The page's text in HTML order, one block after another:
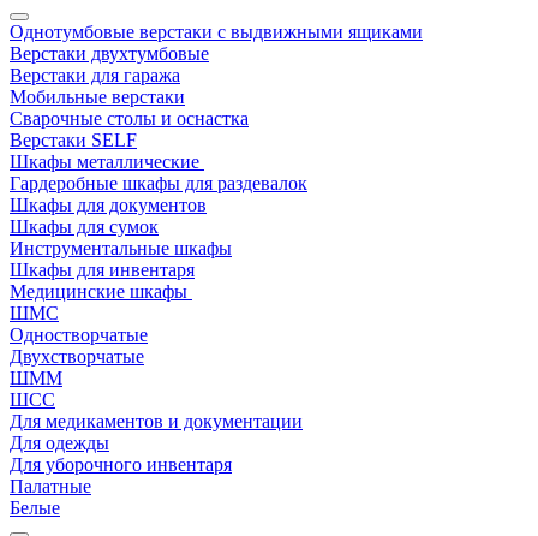
Однотумбовые верстаки с выдвижными ящиками
Верстаки двухтумбовые
Верстаки для гаража
Мобильные верстаки
Сварочные столы и оснастка
Верстаки SELF
Шкафы металлические
Гардеробные шкафы для раздевалок
Шкафы для документов
Шкафы для сумок
Инструментальные шкафы
Шкафы для инвентаря
Медицинские шкафы
ШМС
Одностворчатые
Двухстворчатые
ШММ
ШСС
Для медикаментов и документации
Для одежды
Для уборочного инвентаря
Палатные
Белые